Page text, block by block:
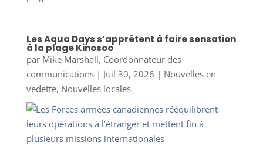
Les Aqua Days s’apprêtent à faire sensation
à la plage Kinosoo
par Mike Marshall, Coordonnateur des
communications| Juil 30, 2026 | Nouvelles en
vedette, Nouvelles locales